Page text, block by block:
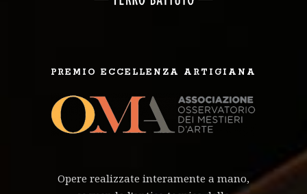
PREMIO ECCELLENZA ARTIGIANA
Opere realizzate interamente a mano,